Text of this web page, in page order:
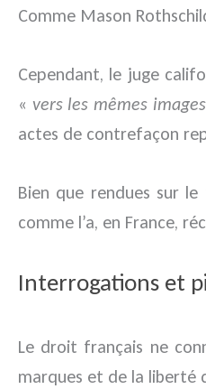
Comme Mason
Cependant, le juge
« vers les mêmes
actes de contrefaçon
Bien que rendues sur
comme l’a, en France,
Interrogations et
Le droit français ne
marques et de la liberté